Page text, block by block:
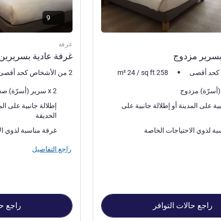
مزدوج
m²24 /sq ft 258
إطلالة جانبية على المدينة أو إطلالة جانبية على
لذوي الاحتياجات الخاصة
راجع حالات التوافر
غرفة
غرفة عادية بسريرين
2 من الأشخاص كحد أقصى
فرش السرير
2 x سرير (أسرّة) صغير
المناظر:
الحديقة
غرفة مناسبة لذوي
راجع التفاصيل
راجع